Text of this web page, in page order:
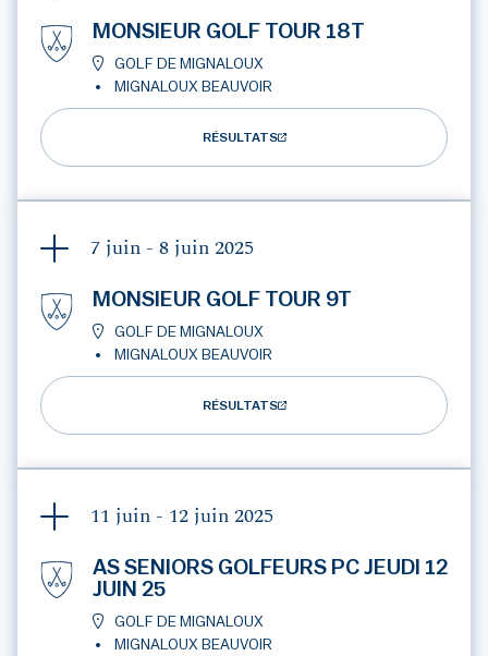
MONSIEUR GOLF TOUR 18T
GOLF DE MIGNALOUX
MIGNALOUX BEAUVOIR
RÉSULTATS
7 juin - 8 juin 2025
MONSIEUR GOLF TOUR 9T
GOLF DE MIGNALOUX
MIGNALOUX BEAUVOIR
RÉSULTATS
11 juin - 12 juin 2025
AS SENIORS GOLFEURS PC JEUDI 12
JUIN 25
GOLF DE MIGNALOUX
MIGNALOUX BEAUVOIR